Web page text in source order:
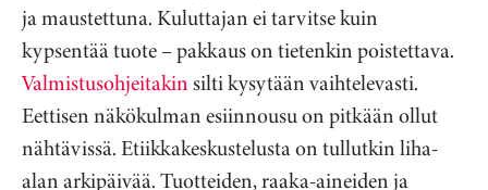
ja maustettuna. Kuluttajan ei tarvitse kuin
kypsentää tuote ­– pakkaus on tietenkin poistettava.
Valmistusohjeitakinsilti kysytään vaihtelevasti.
Eettisen näkökulman esiinnousu on pitkään ollut
nähtävissä. Etiikkakeskustelusta on tullutkin liha-
alan arkipäivää. Tuotteiden, raaka-aineiden ja